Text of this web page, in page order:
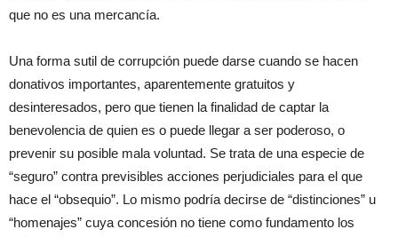
que no es una mercancía.
Una forma sutil de corrupción puede darse cuando se hacen
donativos importantes, aparentemente gratuitos y
desinteresados, pero que tienen la finalidad de captar la
benevolencia de quien es o puede llegar a ser poderoso, o
prevenir su posible mala voluntad. Se trata de una especie de
“seguro” contra previsibles acciones perjudiciales para el que
hace el “obsequio”. Lo mismo podría decirse de “distinciones” u
“homenajes” cuya concesión no tiene como fundamento los